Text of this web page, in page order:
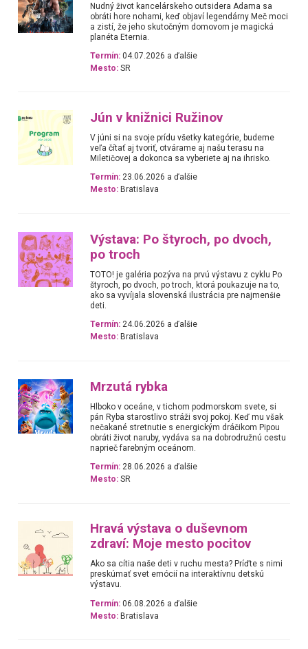
Nudný život kancelárskeho outsidera Adama sa
obráti hore nohami, keď objaví legendárny Meč moci
a zistí, že jeho skutočným domovom je magická
planéta Eternia.
Termín: 04.07.2026 a ďalšie
Mesto: SR
Jún v knižnici Ružinov
V júni si na svoje prídu všetky kategórie, budeme
veľa čítať aj tvoriť, otvárame aj našu terasu na
Miletičovej a dokonca sa vyberiete aj na ihrisko.
Termín: 23.06.2026 a ďalšie
Mesto: Bratislava
Výstava: Po štyroch, po dvoch,
po troch
TOTO! je galéria pozýva na prvú výstavu z cyklu Po
štyroch, po dvoch, po troch, ktorá poukazuje na to,
ako sa vyvíjala slovenská ilustrácia pre najmenšie
deti.
Termín: 24.06.2026 a ďalšie
Mesto: Bratislava
Mrzutá rybka
Hlboko v oceáne, v tichom podmorskom svete, si
pán Ryba starostlivo stráži svoj pokoj. Keď mu však
nečakané stretnutie s energickým dráčikom Pipou
obráti život naruby, vydáva sa na dobrodružnú cestu
naprieč farebným oceánom.
Termín: 28.06.2026 a ďalšie
Mesto: SR
Hravá výstava o duševnom
zdraví: Moje mesto pocitov
Ako sa cítia naše deti v ruchu mesta? Príďte s nimi
preskúmať svet emócií na interaktívnu detskú
výstavu.
Termín: 06.08.2026 a ďalšie
Mesto: Bratislava